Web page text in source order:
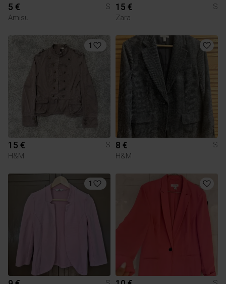
5 €
S
Amisu
15 €
S
Zara
1
15 €
S
H&M
8 €
S
H&M
1